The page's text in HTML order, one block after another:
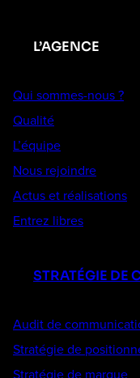
L’AGENCE
Qui sommes-nous ?
Qualité
L’équipe
Nous rejoindre
Actus et réalisations
Entrez libres
STRATÉGIE DE
Audit de
Stratégie de